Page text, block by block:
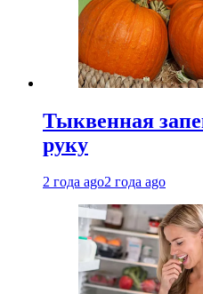
Тыквенная
руку
2 года ago2 года ago